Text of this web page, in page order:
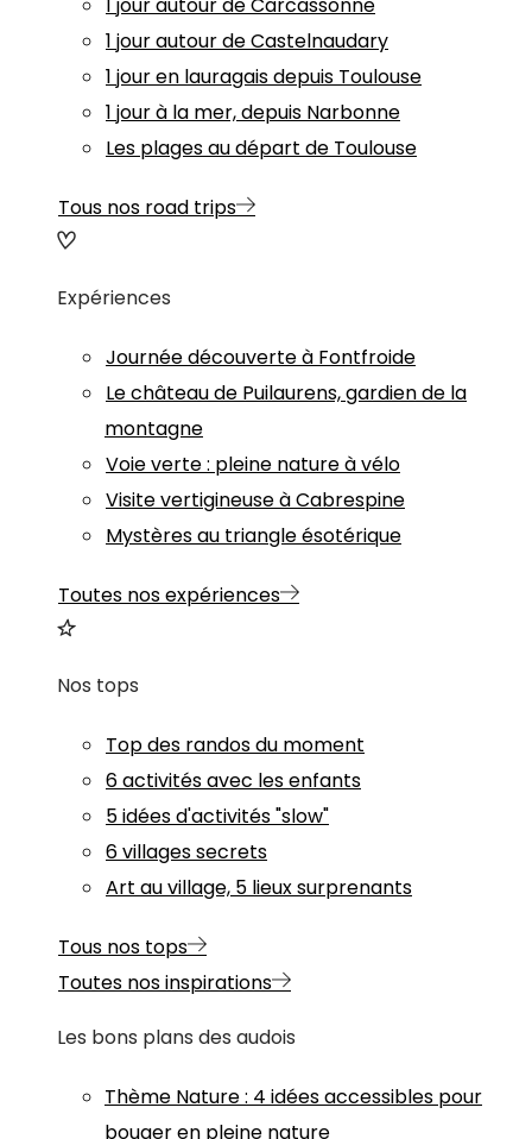
1 jour autour de Carcassonne
1 jour autour de Castelnaudary
1 jour en lauragais depuis Toulouse
1 jour à la mer, depuis Narbonne
Les plages au départ de Toulouse
Tous nos road trips
Expériences
Journée découverte à Fontfroide
Le château de Puilaurens, gardien de la
montagne
Voie verte : pleine nature à vélo
Visite vertigineuse à Cabrespine
Mystères au triangle ésotérique
Toutes nos expériences
Nos tops
Top des randos du moment
6 activités avec les enfants
5 idées d'activités "slow"
6 villages secrets
Art au village, 5 lieux surprenants
Tous nos tops
Toutes nos inspirations
Les bons plans des audois
Thème Nature: 4 idées accessibles pour
bouger en pleine nature